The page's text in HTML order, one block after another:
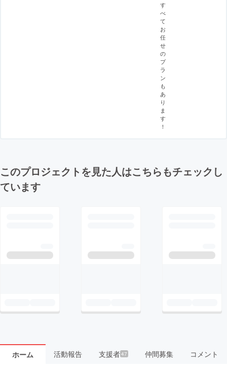
す
べ
て
お
任
せ
の
プ
ラ
ン
も
あ
り
ま
す
！
このプロジェクトを見た人はこちらもチェックし
ています
ホーム 活動報告 支援者47 仲間募集 コメント